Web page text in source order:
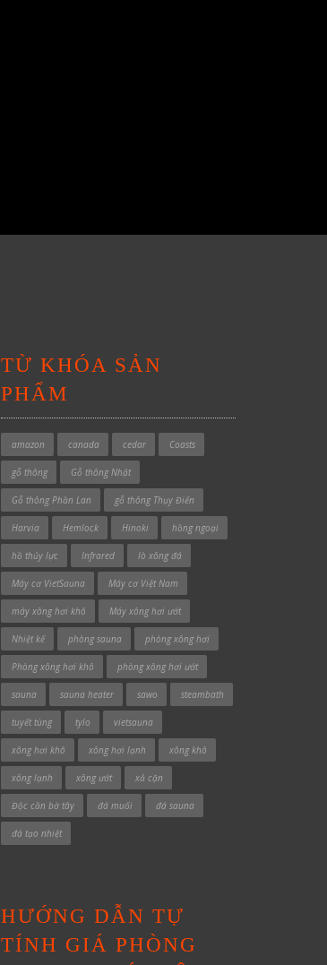
TỪ KHÓA SẢN
PHẨM
amazon canada cedar Coasts
gỗ thông Gỗ thông Nhật
Gỗ thông Phần Lan gỗ thông Thụy Điển
Harvia Hemlock Hinoki hồng ngoại
hồ thủy lực Infrared lò xông đá
Máy cơ VietSauna Máy cơ Việt Nam
máy xông hơi khô Máy xông hơi ướt
Nhiệt kế phòng sauna phòng xông hơi
Phòng xông hơi khô phòng xông hơi ướt
sauna sauna heater sawo steambath
tuyết tùng tylo vietsauna
xông hơi khô xông hơi lạnh xông khô
xông lạnh xông ướt xả cặn
Độc cần bờ tây đá muối đá sauna
đá tạo nhiệt
HƯỚNG DẪN TỰ
TÍNH GIÁ PHÒNG